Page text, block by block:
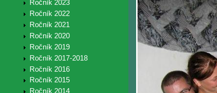
Ročník 2023
Ročník 2022
Ročník 2021
Ročník 2020
Ročník 2019
Ročník 2017-2018
Ročník 2016
Ročník 2015
Ročník 2014